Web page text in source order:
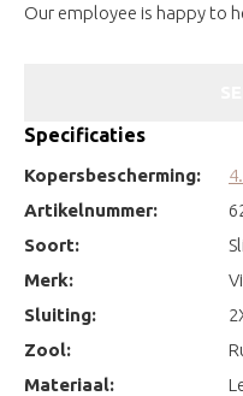
Our employee is happy to
Specificaties
Kopersbescherming:
Artikelnummer:
Soort:
Merk:
Sluiting:
Zool:
Materiaal: